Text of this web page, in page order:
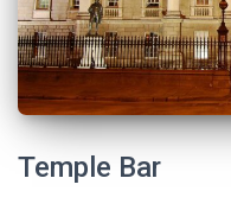
Temple Bar